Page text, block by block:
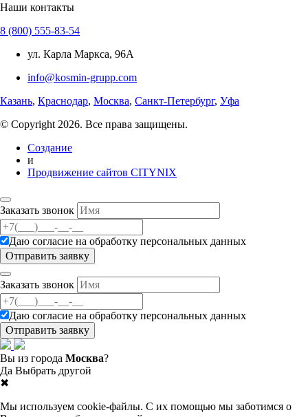
Наши контакты
8 (800) 555-83-54
ул. Карла Маркса, 96А
info@kosmin-grupp.com
Казань, Краснодар, Москва, Санкт-Петербург, Уфа
© Copyright 2026. Все права защищены.
Создание
и
Продвижение сайтов CITYNIX
Заказать звонок
Даю согласие на обработку персональных данных
Заказать звонок
Даю согласие на обработку персональных данных
Вы из города Москва?
Да Выбрать другой
✖
Мы используем cookie-файлы. С их помощью мы заботимся о